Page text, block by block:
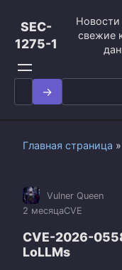
контенту
SEC-
1275-1
Новости
свежие
Search
for:
Главная страница »
Vulner Queen
2 месяцаCVE
CVE-2026-
LoLLMs